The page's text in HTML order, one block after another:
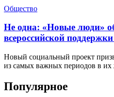
Общество
Не одна: «Новые люди»
всероссийской
Новый социальный проект
из самых важных периодов в
Популярное